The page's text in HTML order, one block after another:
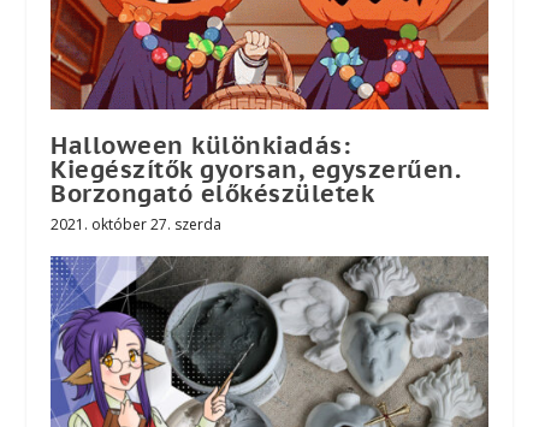
Halloween különkiadás:
Kiegészítők gyorsan, egyszerűen.
Borzongató előkészületek
2021. október 27. szerda